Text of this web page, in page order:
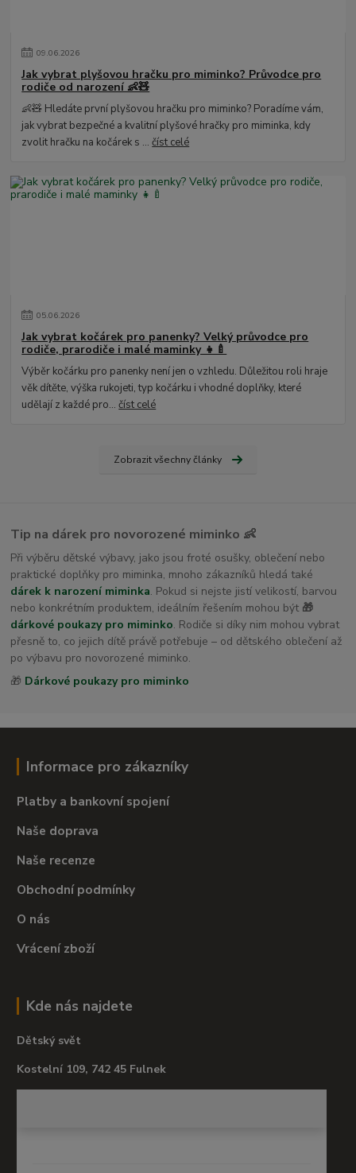
09.06.2026
Jak vybrat plyšovou hračku pro miminko? Průvodce pro
rodiče od narození 👶🧸
👶🧸 Hledáte první plyšovou hračku pro miminko? Poradíme vám,
jak vybrat bezpečné a kvalitní plyšové hračky pro miminka, kdy
zvolit hračku na kočárek s ...číst celé
05.06.2026
Jak vybrat kočárek pro panenky? Velký průvodce pro
rodiče, prarodiče i malé maminky 👧🍼
Výběr kočárku pro panenky není jen o vzhledu. Důležitou roli hraje
věk dítěte, výška rukojeti, typ kočárku i vhodné doplňky, které
udělají z každé pro...číst celé
Zobrazit všechny články
Tip na dárek pro novorozené miminko 👶
Při výběru dětské výbavy, jako jsou froté osušky, oblečení nebo
praktické doplňky pro miminka, mnoho zákazníků hledá také
dárek k narození miminka. Pokud si nejste jistí velikostí, barvou
nebo konkrétním produktem, ideálním řešením mohou být 🎁
dárkové poukazy pro miminko. Rodiče si díky nim mohou vybrat
přesně to, co jejich dítě právě potřebuje – od dětského oblečení až
po výbavu pro novorozené miminko.
🎁 Dárkové poukazy pro miminko
Informace pro zákazníky
Platby a bankovní spojení
Naše doprava
Naše recenze
Obchodní podmínky
O nás
Vrácení zboží
Kde nás najdete
Dětský svět
Kostelní 109, 742 45 Fulnek